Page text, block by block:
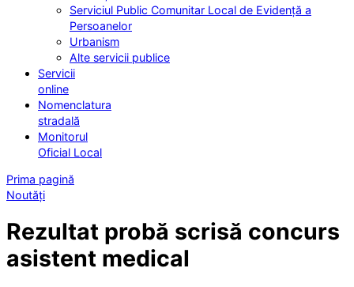
Serviciul Public Comunitar Local de Evidență a
Persoanelor
Urbanism
Alte servicii publice
Servicii
online
Nomenclatura
stradală
Monitorul
Oficial Local
Prima pagină
Noutăți
Rezultat probă scrisă concurs
asistent medical